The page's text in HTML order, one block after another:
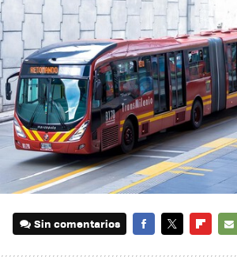
Sin comentarios